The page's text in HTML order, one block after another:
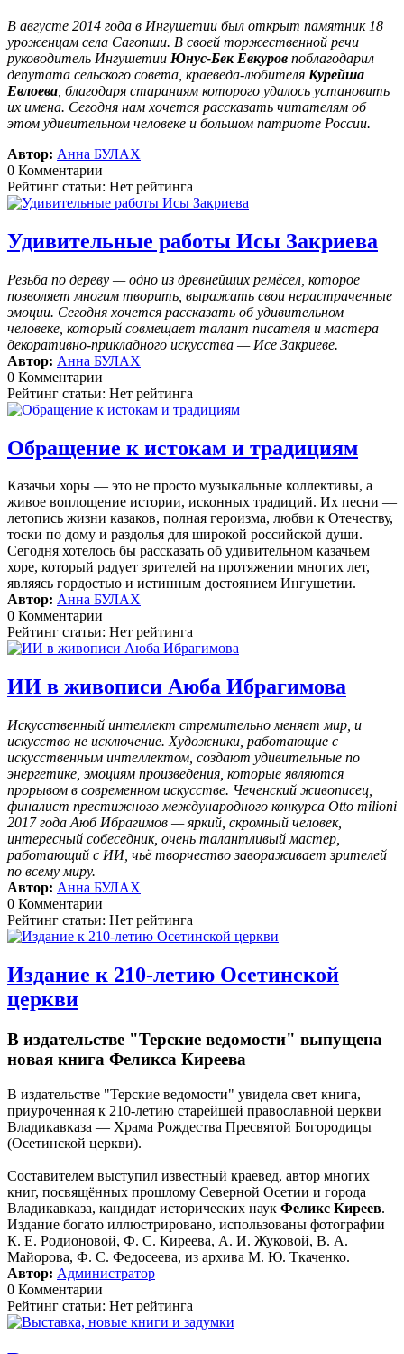
В августе 2014 года в Ингушетии был открыт памятник 18
уроженцам села Сагопши. В своей торжественной речи
руководитель Ингушетии Юнус-Бек Евкуров поблагодарил
депутата сельского совета, краеведа-любителя Курейша
Евлоева , благодаря стараниям которого удалось установить
их имена. Сегодня нам хочется рассказать читателям об
этом удивительном человеке и большом патриоте России.
Автор: Анна БУЛАХ
0 Комментарии
Рейтинг статьи: Нет рейтинга
Удивительные работы Исы Закриева
Резьба по дереву — одно из древнейших ремёсел, которое
позволяет многим творить, выражать свои нерастраченные
эмоции. Сегодня хочется рассказать об удивительном
человеке, который совмещает талант писателя и мастера
декоративно-прикладного искусства — Исе Закриеве.
Автор: Анна БУЛАХ
0 Комментарии
Рейтинг статьи: Нет рейтинга
Обращение к истокам и традициям
Казачьи хоры — это не просто музыкальные коллективы, а
живое воплощение истории, исконных традиций. Их песни —
летопись жизни казаков, полная героизма, любви к Отечеству,
тоски по дому и раздолья для широкой российской души.
Сегодня хотелось бы рассказать об удивительном казачьем
хоре, который радует зрителей на протяжении многих лет,
являясь гордостью и истинным достоянием Ингушетии.
Автор: Анна БУЛАХ
0 Комментарии
Рейтинг статьи: Нет рейтинга
ИИ в живописи Аюба Ибрагимова
Искусственный интеллект стремительно меняет мир, и
искусство не исключение. Художники, работающие с
искусственным интеллектом, создают удивительные по
энергетике, эмоциям произведения, которые являются
прорывом в современном искусстве. Чеченский живописец,
финалист престижного международного конкурса Otto milioni
2017 года Аюб Ибрагимов — яркий, скромный человек,
интересный собеседник, очень талантливый мастер,
работающий с ИИ, чьё творчество завораживает зрителей
по всему миру.
Автор: Анна БУЛАХ
0 Комментарии
Рейтинг статьи: Нет рейтинга
Издание к 210-летию Осетинской
церкви
В издательстве "Терские ведомости" выпущена
новая книга Феликса Киреева
В издательстве "Терские ведомости" увидела свет книга,
приуроченная к 210-летию старейшей православной церкви
Владикавказа — Храма Рождества Пресвятой Богородицы
(Осетинской церкви).
Составителем выступил известный краевед, автор многих
книг, посвящённых прошлому Северной Осетии и города
Владикавказа, кандидат исторических наук Феликс Киреев.
Издание богато иллюстрировано, использованы фотографии
К. Е. Родионовой, Ф. С. Киреева, А. И. Жуковой, В. А.
Майорова, Ф. С. Федосеева, из архива М. Ю. Ткаченко.
Автор: Администратор
0 Комментарии
Рейтинг статьи: Нет рейтинга